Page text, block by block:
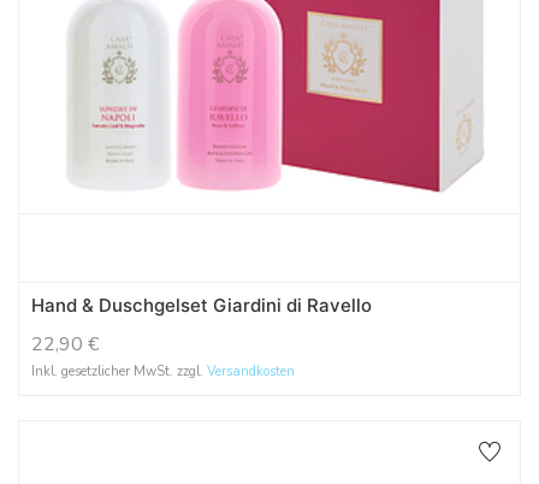
Hand & Duschgelset Giardini di Ravello
22,90 €
Inkl. gesetzlicher MwSt. zzgl. Versandkosten